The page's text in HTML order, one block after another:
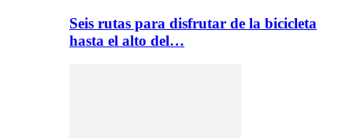
Seis rutas para disfrutar de la bicicleta
hasta el alto del…